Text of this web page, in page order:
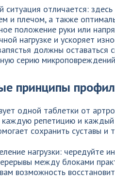
ситуация отличается:
и плечом, а также
положение руки или
нагрузке и ускоряет
должны
серию
принципы
одной таблетки от
каждую репетицию и
сохранить суставы и
нагрузки: чередуйте
между блоками
возможность